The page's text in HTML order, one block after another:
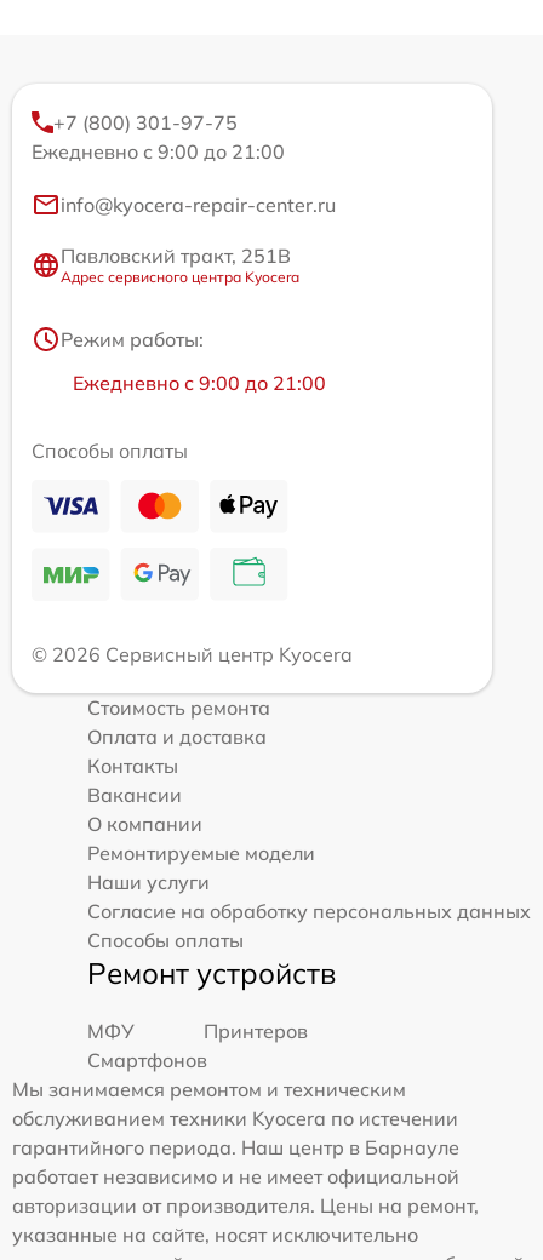
+7 (800) 301-97-75
Ежедневно с 9:00 до 21:00
info@kyocera-repair-center.ru
Павловский тракт, 251В
Адрес сервисного центра Kyocera
Режим работы:
Ежедневно с 9:00 до 21:00
Способы оплаты
© 2026 Сервисный центр Kyocera
Стоимость ремонта
Оплата и доставка
Контакты
Вакансии
О компании
Ремонтируемые модели
Наши услуги
Согласие на обработку персональных данных
Способы оплаты
Ремонт устройств
МФУ
Принтеров
Смартфонов
Мы занимаемся ремонтом и техническим
обслуживанием техники Kyocera по истечении
гарантийного периода. Наш центр в Барнауле
работает независимо и не имеет официальной
авторизации от производителя. Цены на ремонт,
указанные на сайте, носят исключительно